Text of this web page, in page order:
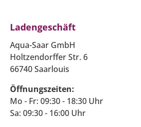
Ladengeschäft
Aqua-Saar GmbH
Holtzendorffer Str. 6
66740 Saarlouis
Öffnungszeiten:
Mo - Fr: 09:30 - 18:30 Uhr
Sa: 09:30 - 16:00 Uhr